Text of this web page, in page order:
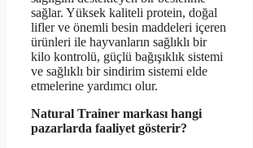
sağlar. Yüksek kaliteli protein, doğal
lifler ve önemli besin maddeleri içeren
ürünleri ile hayvanların sağlıklı bir
kilo kontrolü, güçlü bağışıklık sistemi
ve sağlıklı bir sindirim sistemi elde
etmelerine yardımcı olur.
Natural Trainer markası hangi
pazarlarda faaliyet gösterir?